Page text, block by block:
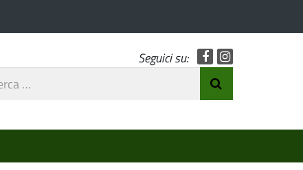
Seguici su: Facebook